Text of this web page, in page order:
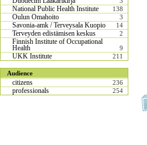
National Public Health Institute 138
Oulun Omahoito 3
Savonia-amk / Terveysala Kuopio 14
Terveyden edistämisen keskus 2
Finnish Institute of Occupational
Health 9
UKK Institute 211
Audience
citizens 236
professionals 254